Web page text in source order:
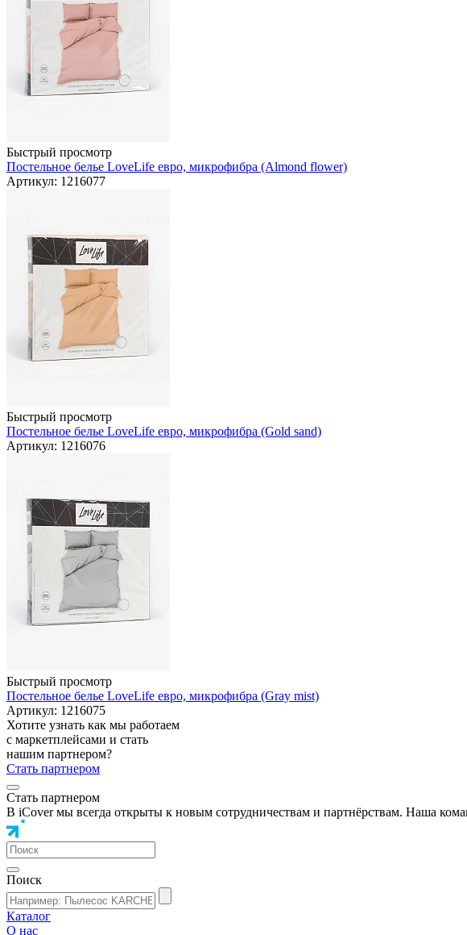
Быстрый просмотр
Постельное белье LoveLife евро, микрофибра (Almond flower)
Артикул: 1216077
Быстрый просмотр
Постельное белье LoveLife евро, микрофибра (Gold sand)
Артикул: 1216076
Быстрый просмотр
Постельное белье LoveLife евро, микрофибра (Gray mist)
Артикул: 1216075
Хотите узнать как мы работаем
с маркетплейсами и стать
нашим партнером?
Стать партнером
Стать партнером
В iCover мы всегда открыты к новым сотрудничествам и партнёрствам. Наша
Поиск
Каталог
О нас